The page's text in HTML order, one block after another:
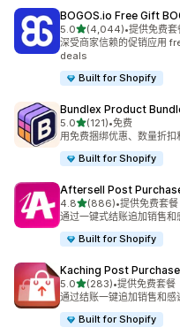
BOGOS.io Free Gift
5.0星（满分 5 星）
(4,044)
总共 4044 条评论
•提供免费套
深受商家信赖的促销应用
deals
Built for Shopify
Bundlex Product
5.0星（满分 5 星）
(121)
总共 121 条评论
•免费
用免费捆绑优惠、数量折
Built for Shopify
Aftersell Post
4.8星（满分 5 星）
(886)
总共 886 条评论
•提供免费套餐
通过一键式结账追加销售
Built for Shopify
Kaching Post
5.0星（满分 5 星）
(283)
总共 283 条评论
•提供免费套餐
通过结账一键追加销售和
Built for Shopify